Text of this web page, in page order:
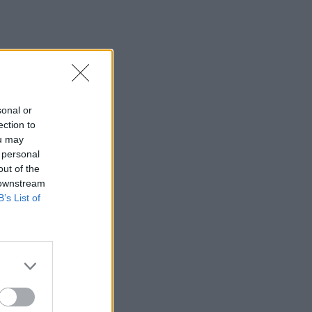
or
to
may
of the
List of
λεωφορείου, υπέστη καρδιακό
επεισόδιο στο τιμόνι